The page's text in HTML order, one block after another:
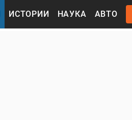
ИСТОРИИ НАУКА АВТО